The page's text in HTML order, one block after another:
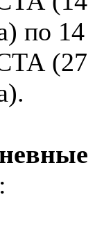
по 14
(27
: